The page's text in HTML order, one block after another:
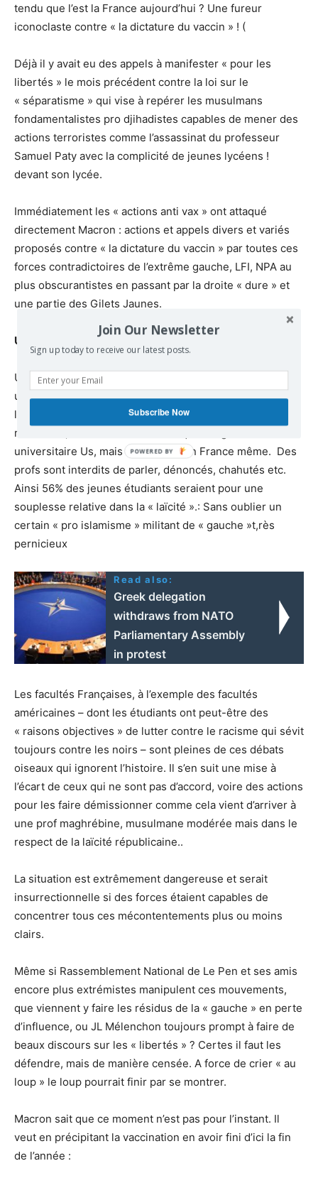
tendu que l’est la France aujourd’hui ? Une fureur
iconoclaste contre « la dictature du vaccin » ! (
Déjà il y avait eu des appels à manifester « pour les
libertés » le mois précédent contre la loi sur le
« séparatisme » qui vise à repérer les musulmans
fondamentalistes pro djihadistes capables de mener des
actions terroristes comme l’assassinat du professeur
Samuel Paty avec la complicité de jeunes lycéens !
devant son lycée.
Immédiatement les « actions anti vax » ont attaqué
directement Macron : actions et appels divers et variés
proposés contre « la dictature du vaccin » par toutes ces
forces contradictoires de l’extrême gauche, LFI, NPA au
plus obscurantistes en passant par la droite « dure » et
une partie des Gilets Jaunes.
Une pensée qui se délite.
Une partie de ces groupuscules d’extrême gauche et ces
ultras, viennent aussi relayer les actions menées dans
les Facs américaines sur « l’intersectionnalité, le
racialisme, et l’anticolonialisme » qui ravagent le monde
universitaire Us, mais commence en France même. Des
profs sont interdits de parler, dénoncés, chahutés etc.
Ainsi 56% des jeunes étudiants seraient pour une
souplesse relative dans la « laïcité ».: Sans oublier un
certain « pro islamisme » militant de « gauche »t,rès
pernicieux
Read also:
Greek delegation
withdraws from NATO
Parliamentary Assembly
in protest
Les facultés Françaises, à l’exemple des facultés
américaines – dont les étudiants ont peut-être des
« raisons objectives » de lutter contre le racisme qui sévit
toujours contre les noirs – sont pleines de ces débats
oiseaux qui ignorent l’histoire. Il s’en suit une mise à
l’écart de ceux qui ne sont pas d’accord, voire des actions
pour les faire démissionner comme cela vient d’arriver à
une prof maghrébine, musulmane modérée mais dans le
respect de la laïcité républicaine..
La situation est extrêmement dangereuse et serait
insurrectionnelle si des forces étaient capables de
concentrer tous ces mécontentements plus ou moins
clairs.
Même si Rassemblement National de Le Pen et ses amis
encore plus extrémistes manipulent ces mouvements,
que viennent y faire les résidus de la « gauche » en perte
d’influence, ou JL Mélenchon toujours prompt à faire de
beaux discours sur les « libertés » ? Certes il faut les
défendre, mais de manière censée. A force de crier « au
loup » le loup pourrait finir par se montrer.
Macron sait que ce moment n’est pas pour l’instant. Il
veut en précipitant la vaccination en avoir fini d’ici la fin
de l’année :
Join Our Newsletter
Sign up today to receive our latest posts.
Subscribe Now